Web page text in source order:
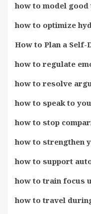
how to model
how to optimize
How to Plan a
how to regulate
how to resolve
how to speak to
how to stop
how to strengthen
how to support
how to train focus
how to travel